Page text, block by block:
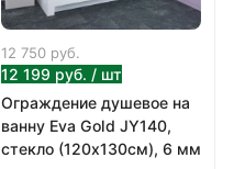
12 750 руб.
12 199 руб. / шт
Ограждение душевое на
ванну Eva Gold JY140,
стекло (120х130см), 6 мм